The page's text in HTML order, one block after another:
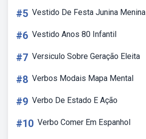
#5 Vestido De Festa Junina Menina
#6 Vestido Anos 80 Infantil
#7 Versiculo Sobre Geração Eleita
#8 Verbos Modais Mapa Mental
#9 Verbo De Estado E Ação
#10 Verbo Comer Em Espanhol